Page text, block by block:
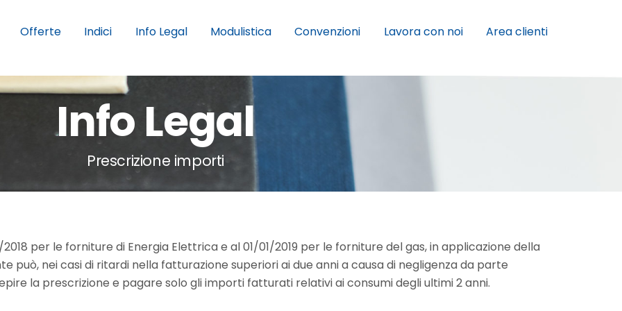
Offerte Indici Info Legal Modulistica Convenzioni Lavora con noi Area clienti
Info Legal
Prescrizione importi
per le forniture di Energia Elettrica e al 01/01/2019 per le forniture del gas, in applicazione della
può, nei casi di ritardi nella fatturazione superiori ai due anni a causa di negligenza da parte
la prescrizione e pagare solo gli importi fatturati relativi ai consumi degli ultimi 2 anni.